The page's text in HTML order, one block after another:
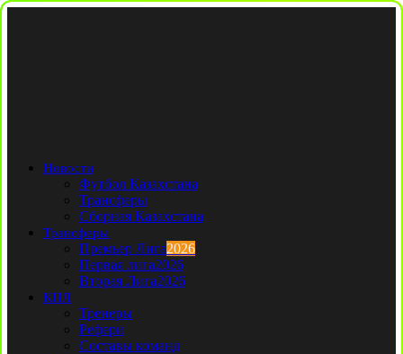
Новости
Футбол Казахстана
Трансферы
Сборная Казахстана
Трансферы
Премьер Лига2026
Первая лига2026
Вторая Лига2026
КПЛ
Тренеры
Рефери
Составы команд